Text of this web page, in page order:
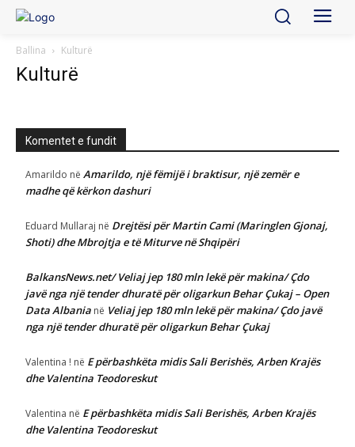
Ballina Kulturë
Kulturë
Komentet e fundit
Amarildo në Amarildo, një fëmijë i braktisur, një zemër e
madhe që kërkon dashuri
Eduard Mullaraj në Drejtësi për Martin Cami (Maringlen Gjonaj,
Shoti) dhe Mbrojtja e të Miturve në Shqipëri
BalkansNews.net/ Veliaj jep 180 mln lekë për makina/ Çdo
javë nga një tender dhuratë për oligarkun Behar Çukaj – Open
Data Albania në Veliaj jep 180 mln lekë për makina/ Çdo javë
nga një tender dhuratë për oligarkun Behar Çukaj
Valentina ! në E përbashkëta midis Sali Berishës, Arben Krajës
dhe Valentina Teodoreskut
Valentina në E përbashkëta midis Sali Berishës, Arben Krajës
dhe Valentina Teodoreskut